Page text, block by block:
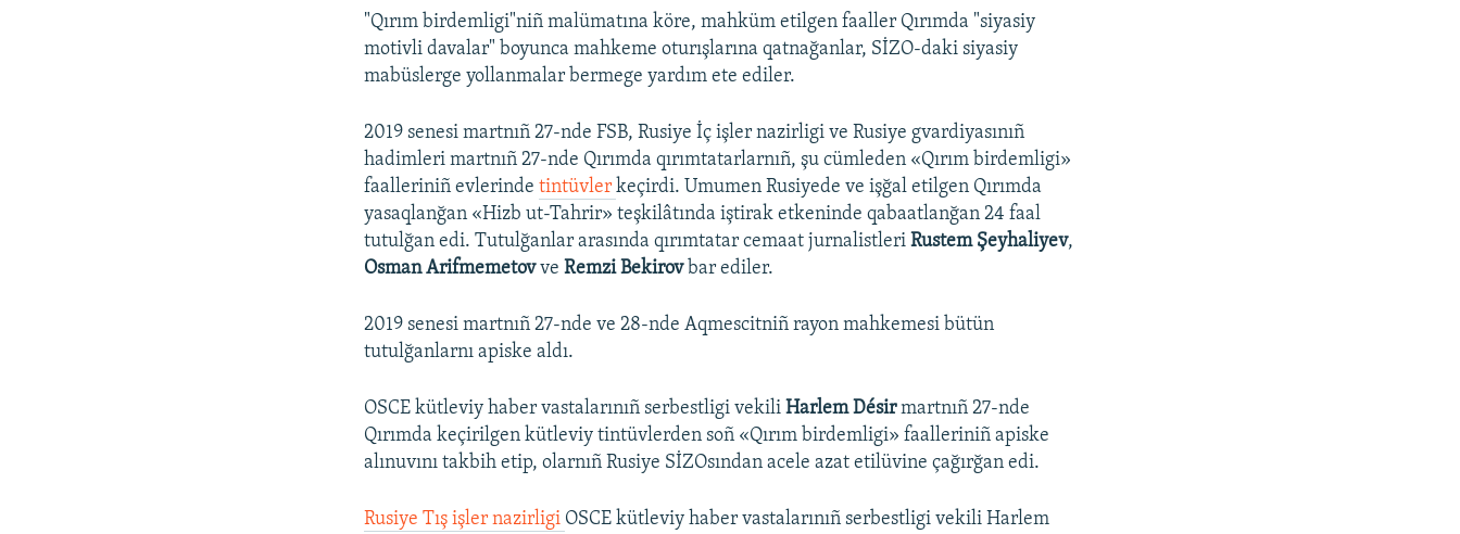
"Qırım birdemligi"niñ malümatına köre, mahküm etilgen faaller Qırımda "siyasiy
motivli davalar" boyunca mahkeme oturışlarına qatnağanlar, SİZO-daki siyasiy
mabüslerge yollanmalar bermege yardım ete ediler.
2019 senesi martnıñ 27-nde FSB, Rusiye İç işler nazirligi ve Rusiye gvardiyasınıñ
hadimleri martnıñ 27-nde Qırımda qırımtatarlarnıñ, şu cümleden «Qırım birdemligi»
faalleriniñ evlerindetintüvlerkeçirdi. Umumen Rusiyede ve işğal etilgen Qırımda
yasaqlanğan «Hizb ut-Tahrir» teşkilâtında iştirak etkeninde qabaatlanğan 24 faal
tutulğan edi. Tutulğanlar arasında qırımtatar cemaat jurnalistleriRustem Şeyhaliyev,
Osman ArifmemetovveRemzi Bekirovbar ediler.
2019 senesi martnıñ 27-nde ve 28-nde Aqmescitniñ rayon mahkemesi bütün
tutulğanlarnı apiske aldı.
OSCE kütleviy haber vastalarınıñ serbestligi vekiliHarlem Désirmartnıñ 27-nde
Qırımda keçirilgen kütleviy tintüvlerden soñ «Qırım birdemligi» faalleriniñ apiske
alınuvını takbih etip, olarnıñ Rusiye SİZOsından acele azat etilüvine çağırğan edi.
Rusiye Tış işler nazirligi OSCE kütleviy haber vastalarınıñ serbestligi vekili Harlem